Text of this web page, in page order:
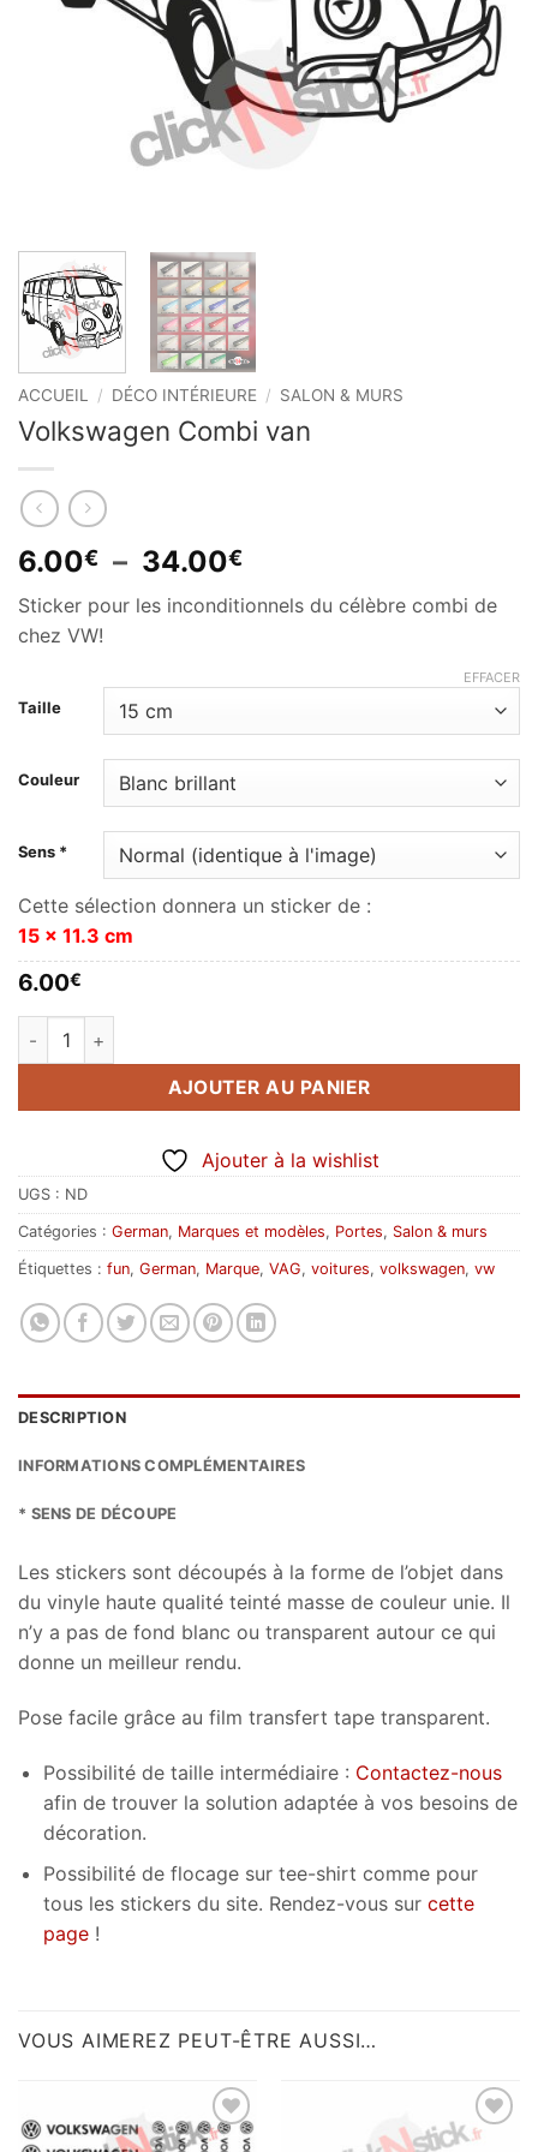
ACCUEIL / DÉCO INTÉRIEURE / SALON & MURS
Volkswagen Combi van
6.00€ – 34.00€Plage
prix :
Sticker pour les inconditionnels du célèbre combi de
chez VW!
Taille
Couleur
Sens *
EFFACER
Cette sélection donnera un sticker de :
15 x 11.3 cm
6.00€
quantité de Volkswagen Combi van
AJOUTER AU PANIER
Ajouter à la wishlist
UGS : ND
Catégories : German, Marques et modèles, Portes, Salon & murs
Étiquettes : fun, German, Marque, VAG, voitures, volkswagen, vw
DESCRIPTION
INFORMATIONS COMPLÉMENTAIRES
* SENS DE DÉCOUPE
Les stickers sont découpés à la forme de l’objet dans
du vinyle haute qualité teinté masse de couleur unie. Il
n’y a pas de fond blanc ou transparent autour ce qui
donne un meilleur rendu.
Pose facile grâce au film transfert tape transparent.
Possibilité de taille intermédiaire : Contactez-nous
afin de trouver la solution adaptée à vos besoins de
décoration.
Possibilité de flocage sur tee-shirt comme pour
tous les stickers du site. Rendez-vous sur cette
page!
VOUS AIMEREZ PEUT-ÊTRE AUSSI…
Ajouter
Ajouter